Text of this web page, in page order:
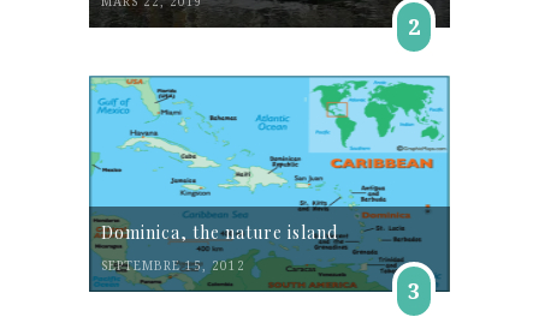
2
Dominica, the nature island
SEPTEMBRE 15, 2012
3